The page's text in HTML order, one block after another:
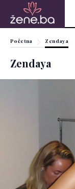
Početna Zendaya
Zendaya